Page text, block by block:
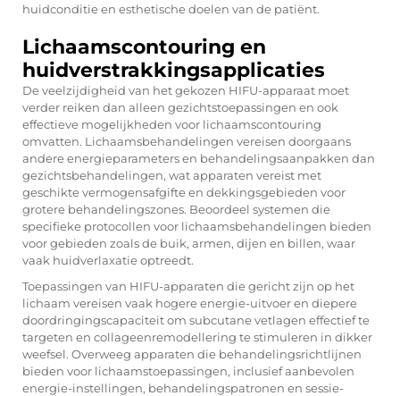
huidconditie en esthetische doelen van de patiënt.
Lichaamscontouring en
huidverstrakkingsapplicaties
De veelzijdigheid van het gekozen HIFU-apparaat moet
verder reiken dan alleen gezichtstoepassingen en ook
effectieve mogelijkheden voor lichaamscontouring
omvatten. Lichaamsbehandelingen vereisen doorgaans
andere energieparameters en behandelingsaanpakken dan
gezichtsbehandelingen, wat apparaten vereist met
geschikte vermogensafgifte en dekkingsgebieden voor
grotere behandelingszones. Beoordeel systemen die
specifieke protocollen voor lichaamsbehandelingen bieden
voor gebieden zoals de buik, armen, dijen en billen, waar
vaak huidverlaxatie optreedt.
Toepassingen van HIFU-apparaten die gericht zijn op het
lichaam vereisen vaak hogere energie-uitvoer en diepere
doordringingscapaciteit om subcutane vetlagen effectief te
targeten en collageenremodellering te stimuleren in dikker
weefsel. Overweeg apparaten die behandelingsrichtlijnen
bieden voor lichaamstoepassingen, inclusief aanbevolen
energie-instellingen, behandelingspatronen en sessie-